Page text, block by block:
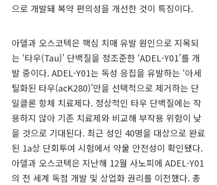
으로 개발돼 복약 편의성을 개선한 것이 특징이다.
아델과 오스코텍은 핵심 치매 유발 원인으로 지목되
는 ‘타우(Tau)’ 단백질을 정조준한 ‘ADEL-Y01’를 개
발 중이다. ADEL-Y01는 독성 응집을 유발하는 ‘아세
틸화된 타우(acK280)’만을 선택적으로 제거하는 단
일클론 항체 치료제다. 정상적인 타우 단백질에는 작
용하지 않아 기존 치료제와 비교해 부작용 위험이 낮
을 것으로 기대된다. 최근 성인 40명을 대상으로 완료
된 1a상 단회투여 시험에서 약물 안전성이 확인됐다.
아델과 오스코텍은 지난해 12월 사노피에 ADEL-Y01
의 전 세계 독점 개발 및 상업화 권리를 이전했다. 총